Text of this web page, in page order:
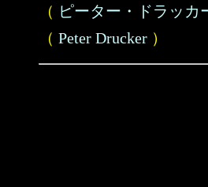
（ ピーター・ドラッカ
（ Peter Drucker ）